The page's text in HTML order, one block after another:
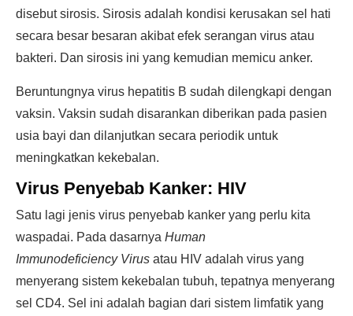
disebut sirosis. Sirosis adalah kondisi kerusakan sel hati
secara besar besaran akibat efek serangan virus atau
bakteri. Dan sirosis ini yang kemudian memicu anker.
Beruntungnya virus hepatitis B sudah dilengkapi dengan
vaksin. Vaksin sudah disarankan diberikan pada pasien
usia bayi dan dilanjutkan secara periodik untuk
meningkatkan kekebalan.
Virus Penyebab Kanker: HIV
Satu lagi jenis virus penyebab kanker yang perlu kita
waspadai. Pada dasarnya Human
Immunodeficiency Virus atau HIV adalah virus yang
menyerang sistem kekebalan tubuh, tepatnya menyerang
sel CD4. Sel ini adalah bagian dari sistem limfatik yang